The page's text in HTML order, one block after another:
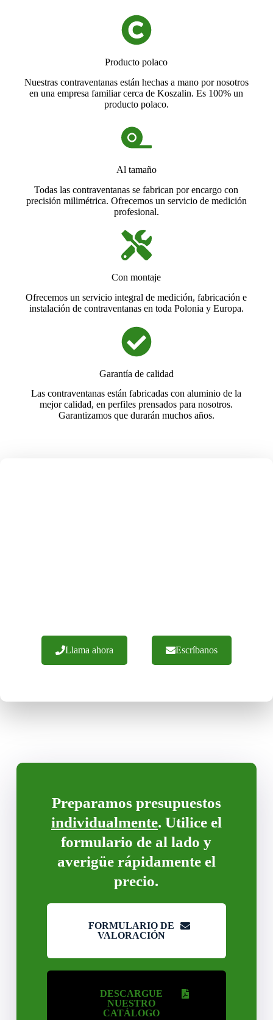
Producto polaco
Nuestras contraventanas están hechas a mano por nosotros
en una empresa familiar cerca de Koszalin. Es 100% un
producto polaco.
Al tamaño
Todas las contraventanas se fabrican por encargo con
precisión milimétrica. Ofrecemos un servicio de medición
profesional.
Con montaje
Ofrecemos un servicio integral de medición, fabricación e
instalación de contraventanas en toda Polonia y Europa.
Garantía de calidad
Las contraventanas están fabricadas con aluminio de la
mejor calidad, en perfiles prensados para nosotros.
Garantizamos que durarán muchos años.
Llama ahora Escríbanos
Preparamos presupuestos
individualmente. Utilice el
formulario de al lado y
averigüe rápidamente el
precio.
FORMULARIO DE
VALORACIÓN
DESCARGUE
NUESTRO
CATÁLOGO